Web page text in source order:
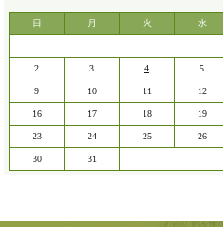
日 月 火 水
2 3 4 5
9 10 11 12
16 17 18 19
23 24 25 26
30 31